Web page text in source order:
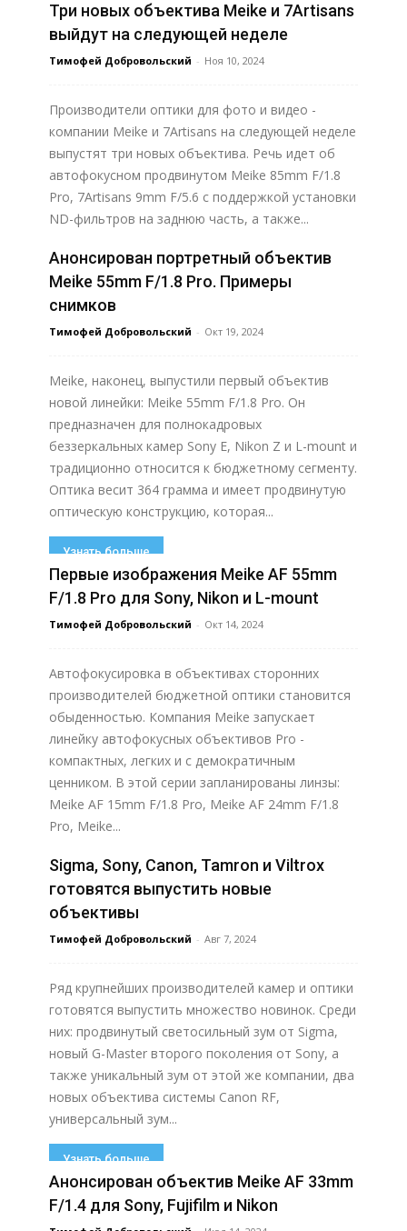
Три новых объектива Meike и 7Artisans
выйдут на следующей неделе
Тимофей Добровольский - Ноя 10, 2024
Производители оптики для фото и видео -
компании Meike и 7Artisans на следующей неделе
выпустят три новых объектива. Речь идет об
автофокусном продвинутом Meike 85mm F/1.8
Pro, 7Artisans 9mm F/5.6 c поддержкой установки
ND-фильтров на заднюю часть, а также...
Узнать больше
Анонсирован портретный объектив
Meike 55mm F/1.8 Pro. Примеры
снимков
Тимофей Добровольский - Окт 19, 2024
Meike, наконец, выпустили первый объектив
новой линейки: Meike 55mm F/1.8 Pro. Он
предназначен для полнокадровых
беззеркальных камер Sony E, Nikon Z и L-mount и
традиционно относится к бюджетному сегменту.
Оптика весит 364 грамма и имеет продвинутую
оптическую конструкцию, которая...
Узнать больше
Первые изображения Meike AF 55mm
F/1.8 Pro для Sony, Nikon и L-mount
Тимофей Добровольский - Окт 14, 2024
Автофокусировка в объективах сторонних
производителей бюджетной оптики становится
обыденностью. Компания Meike запускает
линейку автофокусных объективов Pro -
компактных, легких и с демократичным
ценником. В этой серии запланированы линзы:
Meike AF 15mm F/1.8 Pro, Meike AF 24mm F/1.8
Pro, Meike...
Узнать больше
Sigma, Sony, Canon, Tamron и Viltrox
готовятся выпустить новые
объективы
Тимофей Добровольский - Авг 7, 2024
Ряд крупнейших производителей камер и оптики
готовятся выпустить множество новинок. Среди
них: продвинутый светосильный зум от Sigma,
новый G-Master второго поколения от Sony, а
также уникальный зум от этой же компании, два
новых объектива системы Canon RF,
универсальный зум...
Узнать больше
Анонсирован объектив Meike AF 33mm
F/1.4 для Sony, Fujifilm и Nikon